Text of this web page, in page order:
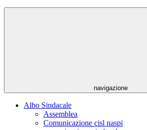
navigazione
Albo Sindacale
Assemblea
Comunicazione cisl naspi